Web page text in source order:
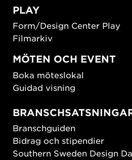
PLAY
Form/Design Center Play
Filmarkiv
MÖTEN OCH EVENT
Boka möteslokal
Guidad visning
Branschguiden
Bidrag och stipendier
Southern Sweden Design